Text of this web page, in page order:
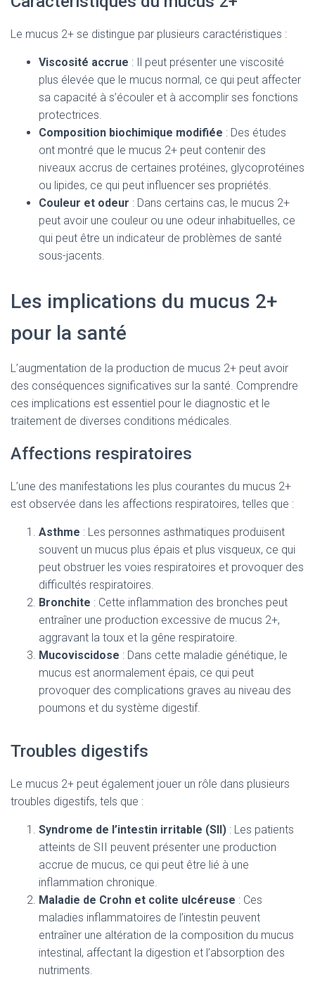
Le mucus 2+ se distingue par plusieurs caractéristiques :
Viscosité accrue : Il peut présenter une viscosité
plus élevée que le mucus normal, ce qui peut affecter
sa capacité à s’écouler et à accomplir ses fonctions
protectrices.
Composition biochimique modifiée : Des études
ont montré que le mucus 2+ peut contenir des
niveaux accrus de certaines protéines, glycoprotéines
ou lipides, ce qui peut influencer ses propriétés.
Couleur et odeur : Dans certains cas, le mucus 2+
peut avoir une couleur ou une odeur inhabituelles, ce
qui peut être un indicateur de problèmes de santé
sous-jacents.
Les implications du mucus 2+
pour la santé
L’augmentation de la production de mucus 2+ peut avoir
des conséquences significatives sur la santé. Comprendre
ces implications est essentiel pour le diagnostic et le
traitement de diverses conditions médicales.
Affections respiratoires
L’une des manifestations les plus courantes du mucus 2+
est observée dans les affections respiratoires, telles que :
Asthme : Les personnes asthmatiques produisent
souvent un mucus plus épais et plus visqueux, ce qui
peut obstruer les voies respiratoires et provoquer des
difficultés respiratoires.
Bronchite : Cette inflammation des bronches peut
entraîner une production excessive de mucus 2+,
aggravant la toux et la gêne respiratoire.
Mucoviscidose : Dans cette maladie génétique, le
mucus est anormalement épais, ce qui peut
provoquer des complications graves au niveau des
poumons et du système digestif.
Troubles digestifs
Le mucus 2+ peut également jouer un rôle dans plusieurs
troubles digestifs, tels que :
Syndrome de l’intestin irritable (SII) : Les patients
atteints de SII peuvent présenter une production
accrue de mucus, ce qui peut être lié à une
inflammation chronique.
Maladie de Crohn et colite ulcéreuse : Ces
maladies inflammatoires de l’intestin peuvent
entraîner une altération de la composition du mucus
intestinal, affectant la digestion et l’absorption des
nutriments.